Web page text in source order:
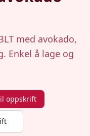
med avokado,
Enkel å lage og
oppskrift